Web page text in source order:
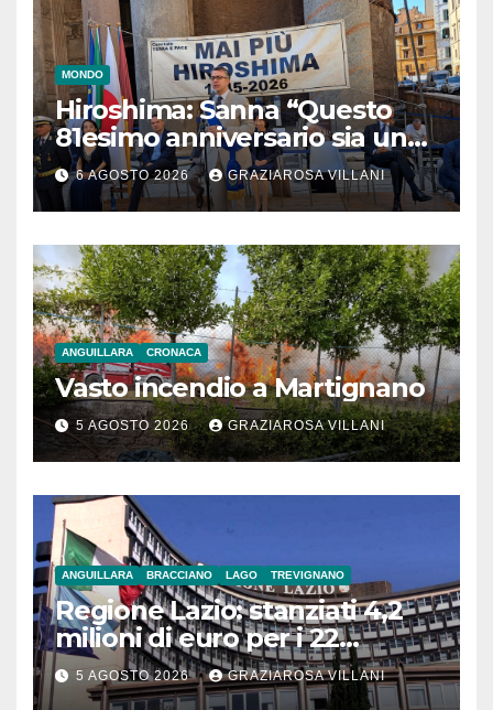
MONDO
Hiroshima: Sanna “Questo
81esimo anniversario sia un
monito per tutti”
6 AGOSTO 2026 GRAZIAROSA VILLANI
ANGUILLARA CRONACA
Vasto incendio a Martignano
5 AGOSTO 2026 GRAZIAROSA VILLANI
ANGUILLARA BRACCIANO LAGO TREVIGNANO
Regione Lazio: stanziati 4,2
milioni di euro per i 22
Comuni dell’Etruria
Meridionale
5 AGOSTO 2026 GRAZIAROSA VILLANI